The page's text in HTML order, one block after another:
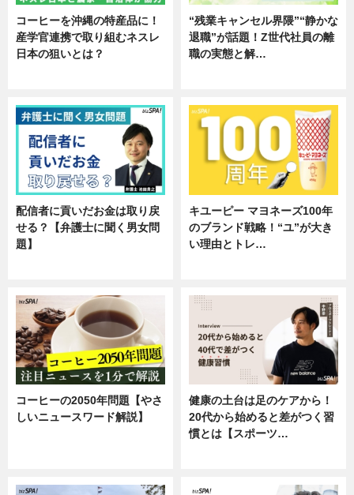
コーヒーを沖縄の特産品に！
産学官連携で取り組むネスレ
日本の狙いとは？
“残業キャンセル界隈”“静かな
退職”が話題！Z世代社員の離
職の実態と解…
配信者に貢いだお金は取り戻
せる？【弁護士に聞く男女問
題】
キユーピー マヨネーズ100年
のブランド戦略！“ユ”が大き
い理由とトレ…
コーヒーの2050年問題【やさ
しいニュースワード解説】
健康の土台は足のケアから！
20代から始めると差がつく習
慣とは【スポーツ…